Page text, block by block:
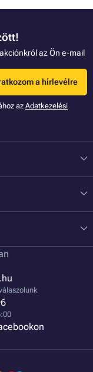
az Ön e-mail
a hírlevélre
az Adatkezelési